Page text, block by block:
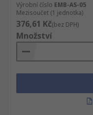
Výrobní číslo EMB-AS-05
Mezisoučet (1 jednotka)
376,61 Kč(bez DPH)
Množství